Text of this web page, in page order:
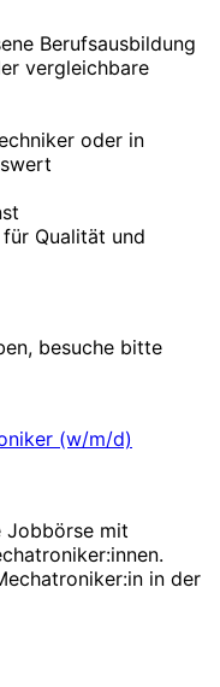
Berufsausbildung
vergleichbare
oder in
Qualität und
besuche bitte
(w/m/d)
Jobbörse mit
in der